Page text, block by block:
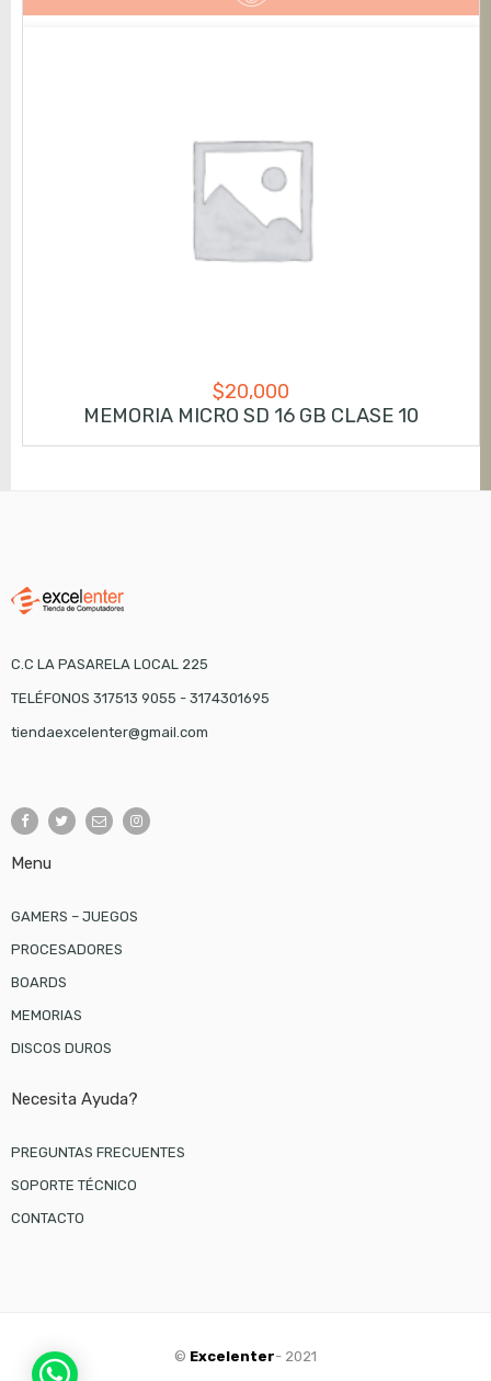
$20,000
MEMORIA MICRO SD 16 GB CLASE 10
C.C LA PASARELA LOCAL 225
TELÉFONOS 317513 9055 - 3174301695
tiendaexcelenter@gmail.com
Menu
GAMERS – JUEGOS
PROCESADORES
BOARDS
MEMORIAS
DISCOS DUROS
Necesita Ayuda?
PREGUNTAS FRECUENTES
SOPORTE TÉCNICO
CONTACTO
© Excelenter- 2021